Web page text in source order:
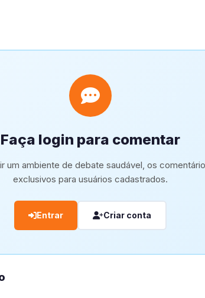
Faça login para comentar
um ambiente de debate saudável, os
exclusivos para usuários cadastrados.
Entrar Criar conta